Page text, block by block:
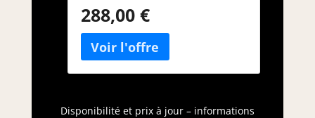
288,00 €
Disponibilité et prix à jour – informations